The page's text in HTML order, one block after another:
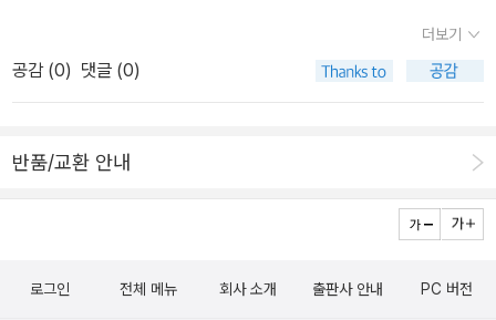
에 남네요. 가격이 조금 비싸지 않나 싶었지만 이제 산것에 후회는 전
혀 없고 오히려 잘 샀다는 생각이 드네요.
더보기
공감 (0) 댓글 (0)
반품/교환 안내
로그인 전체 메뉴 회사 소개 출판사 안내 PC 버전